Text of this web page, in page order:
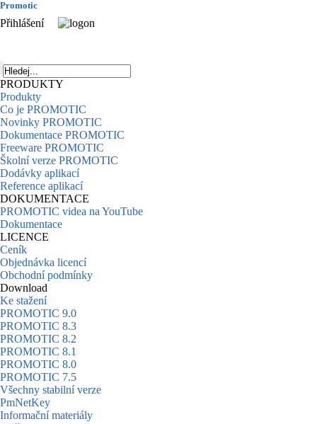
Promotic
Přihlášení
PRODUKTY
Produkty
Co je PROMOTIC
Novinky PROMOTIC
Dokumentace PROMOTIC
Freeware PROMOTIC
Školní verze PROMOTIC
Dodávky aplikací
Reference aplikací
DOKUMENTACE
PROMOTIC videa na YouTube
Dokumentace
LICENCE
Ceník
Objednávka licencí
Obchodní podmínky
Download
Ke stažení
PROMOTIC 9.0
PROMOTIC 8.3
PROMOTIC 8.2
PROMOTIC 8.1
PROMOTIC 8.0
PROMOTIC 7.5
Všechny stabilní verze
PmNetKey
Informační materiály